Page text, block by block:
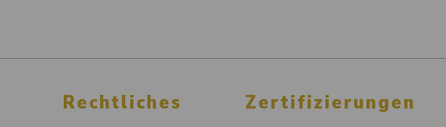
Rechtliches Zertifizierungen